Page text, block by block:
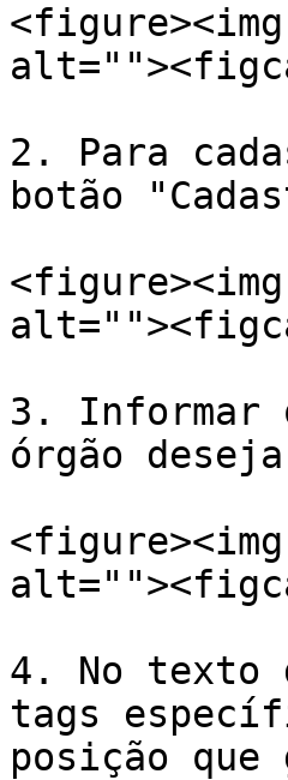
2. Para
botão
3.
órgão
4. No
tags
posição